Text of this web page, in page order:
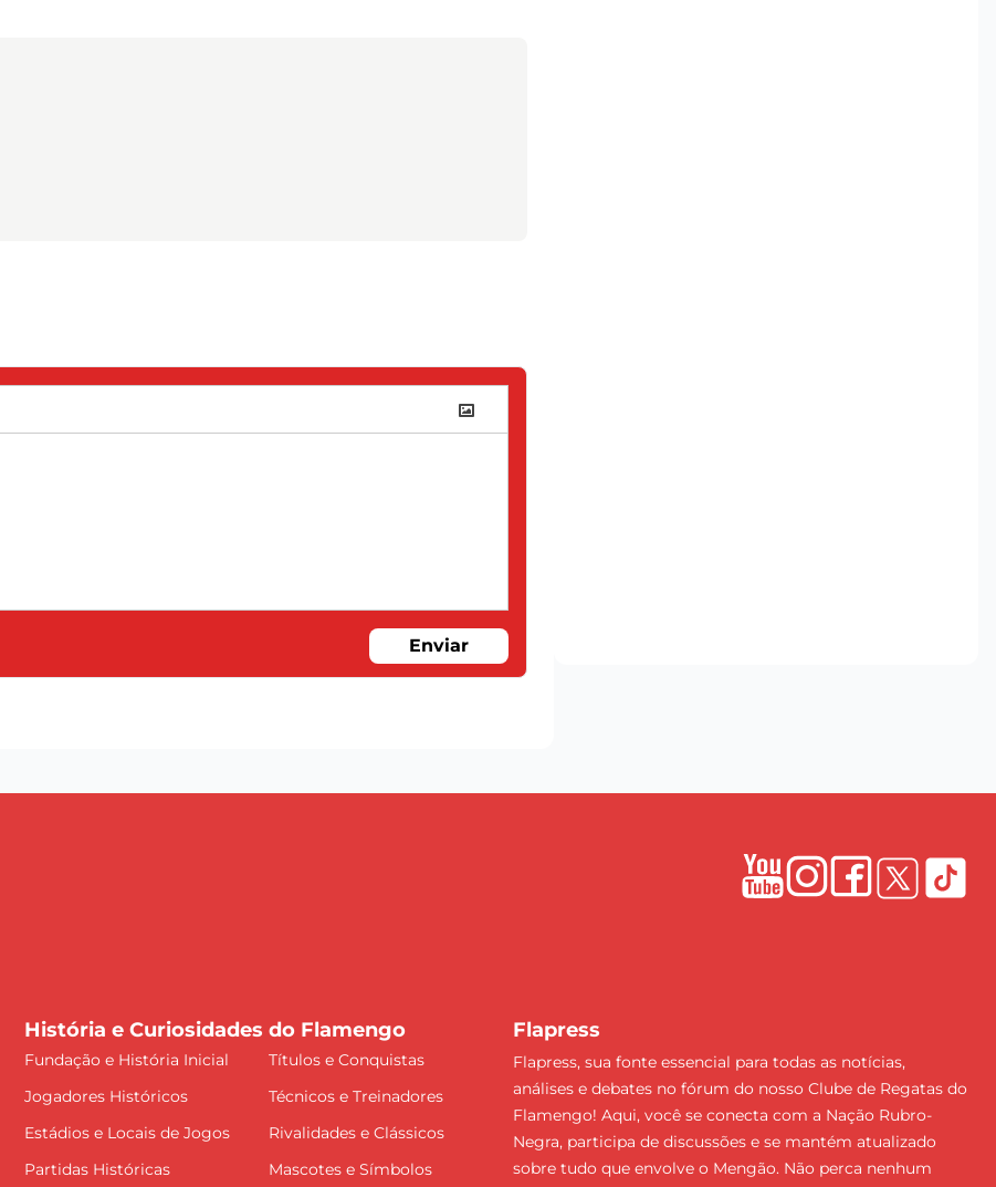
Enviar
História e Curiosidades do Flamengo
Fundação e História Inicial
Títulos e Conquistas
Jogadores Históricos
Técnicos e Treinadores
Estádios e Locais de Jogos
Rivalidades e Clássicos
Partidas Históricas
Mascotes e Símbolos
Flapress
Flapress, sua fonte essencial para todas as notícias,
análises e debates no fórum do nosso Clube de Regatas do
Flamengo! Aqui, você se conecta com a Nação Rubro-
Negra, participa de discussões e se mantém atualizado
sobre tudo que envolve o Mengão. Não perca nenhum